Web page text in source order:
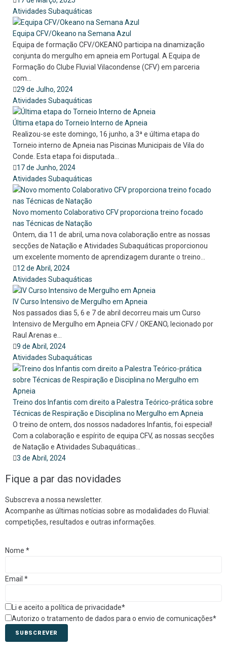
Atividades Subaquáticas
Equipa CFV/Okeano na Semana Azul
Equipa de formação CFV/OKEANO participa na dinamização
conjunta do mergulho em apneia em Portugal. A Equipa de
Formação do Clube Fluvial Vilacondense (CFV) em parceria
com...
29 de Julho, 2024
Atividades Subaquáticas
Última etapa do Torneio Interno de Apneia
Realizou-se este domingo, 16 junho, a 3ª e última etapa do
Torneio interno de Apneia nas Piscinas Municipais de Vila do
Conde. Esta etapa foi disputada...
17 de Junho, 2024
Atividades Subaquáticas
Novo momento Colaborativo CFV proporciona treino focado
nas Técnicas de Natação
Ontem, dia 11 de abril, uma nova colaboração entre as nossas
secções de Natação e Atividades Subaquáticas proporcionou
um excelente momento de aprendizagem durante o treino...
12 de Abril, 2024
Atividades Subaquáticas
IV Curso Intensivo de Mergulho em Apneia
Nos passados dias 5, 6 e 7 de abril decorreu mais um Curso
Intensivo de Mergulho em Apneia CFV / OKEANO, lecionado por
Raul Arenas e...
9 de Abril, 2024
Atividades Subaquáticas
Treino dos Infantis com direito a Palestra Teórico-prática sobre
Técnicas de Respiração e Disciplina no Mergulho em Apneia
O treino de ontem, dos nossos nadadores Infantis, foi especial!
Com a colaboração e espírito de equipa CFV, as nossas secções
de Natação e Atividades Subaquáticas...
3 de Abril, 2024
Fique a par das novidades
Subscreva a nossa newsletter.
Acompanhe as últimas notícias sobre as modalidades do Fluvial:
competições, resultados e outras informações.
Nome *
Email *
Li e aceito a política de privacidade*
Autorizo o tratamento de dados para o envio de comunicações*
SUBSCREVER